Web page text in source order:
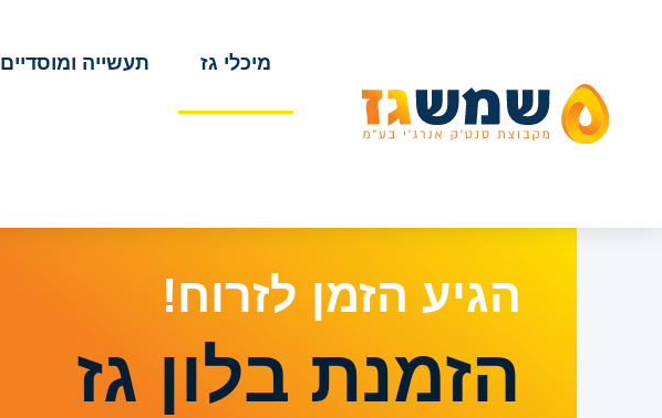
מיכלי גז תעשייה ומוסדיים
הגיע הזמן לזרוח!
הזמנת בלון גז